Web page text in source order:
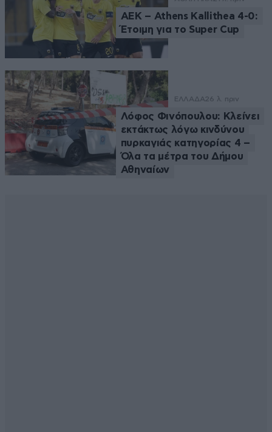
ΑΕΚ – Athens Kallithea 4-0:
Έτοιμη για το Super Cup
ΕΛΛΑΔΑ26 λ. πριν
Λόφος Φινόπουλου: Κλείνει
εκτάκτως λόγω κινδύνου
πυρκαγιάς κατηγορίας 4 –
Όλα τα μέτρα του Δήμου
Αθηναίων